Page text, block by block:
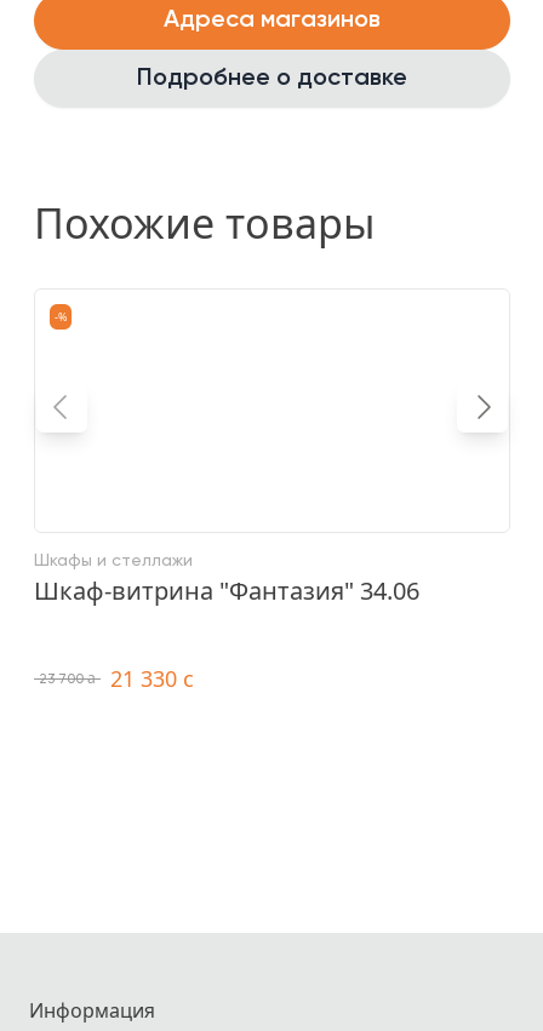
Адреса магазинов
Подробнее о доставке
Похожие товары
-%
Шкафы и стеллажи
Шкаф-витрина "Фантазия" 34.06
23 700a 21 330 c
Информация